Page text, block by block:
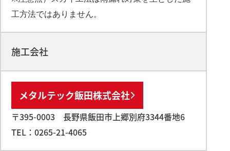
工方法ではありません。
施工会社
メタルテック飯田株式会社
〒395-0003 長野県飯田市上郷別府3344番地6
TEL： 0265-21-4065